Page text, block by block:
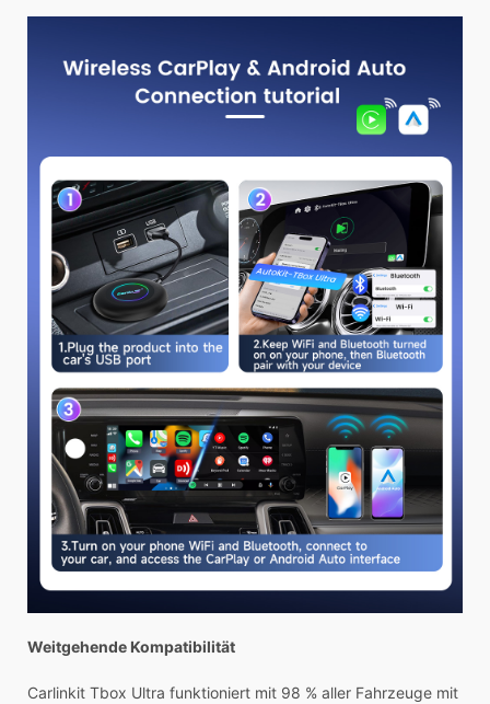
Weitgehende Kompatibilität
Carlinkit Tbox Ultra funktioniert mit 98 % aller Fahrzeuge mit